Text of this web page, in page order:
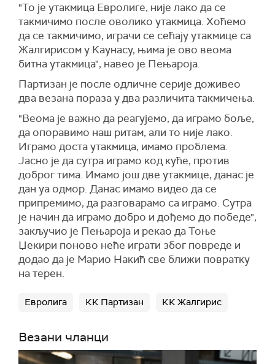
"То је утакмица Евролиге, није лако да се
такмичимо после оволико утакмица. Хоћемо
да се такмичимо, играчи се сећају утакмице са
Жалгирисом у Каунасу, њима је ово веома
битна утакмица", навео је Пењароја.
Партизан је после одличне серије доживео
два везана пораза у два различита такмичења.
"Веома је важно да реагујемо, да играмо боље,
да опоравимо наш ритам, али то није лако.
Играмо доста утакмица, имамо проблема.
Јасно је да сутра играмо код куће, против
доброг тима. Имамо још две утакмице, данас је
дан уа одмор. Данас имамо видео да се
припремимо, да разговарамо са играмо. Сутра
је начин да играмо добро и дођемо до победе",
закључио је Пењароја и рекао да Тоње
Џекири поново неће играти због повреде и
додао да је Марио Накић све ближи повратку
на терен.
Евролига КК Партизан КК Жалгирис
Везани чланци